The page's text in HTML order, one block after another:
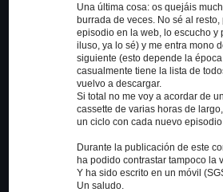
Una última cosa: os quejáis
burrada de veces. No sé al
episodio en la web, lo escucho y
iluso, ya lo sé) y me entra mono
siguiente (esto depende la
casualmente tiene la lista de
vuelvo a descargar.
Si total no me voy a acordar de
cassette de varias horas de
un ciclo con cada nuevo
Durante la publicación de este
ha podido contrastar tampoco la
Y ha sido escrito en un móvil
Un saludo.